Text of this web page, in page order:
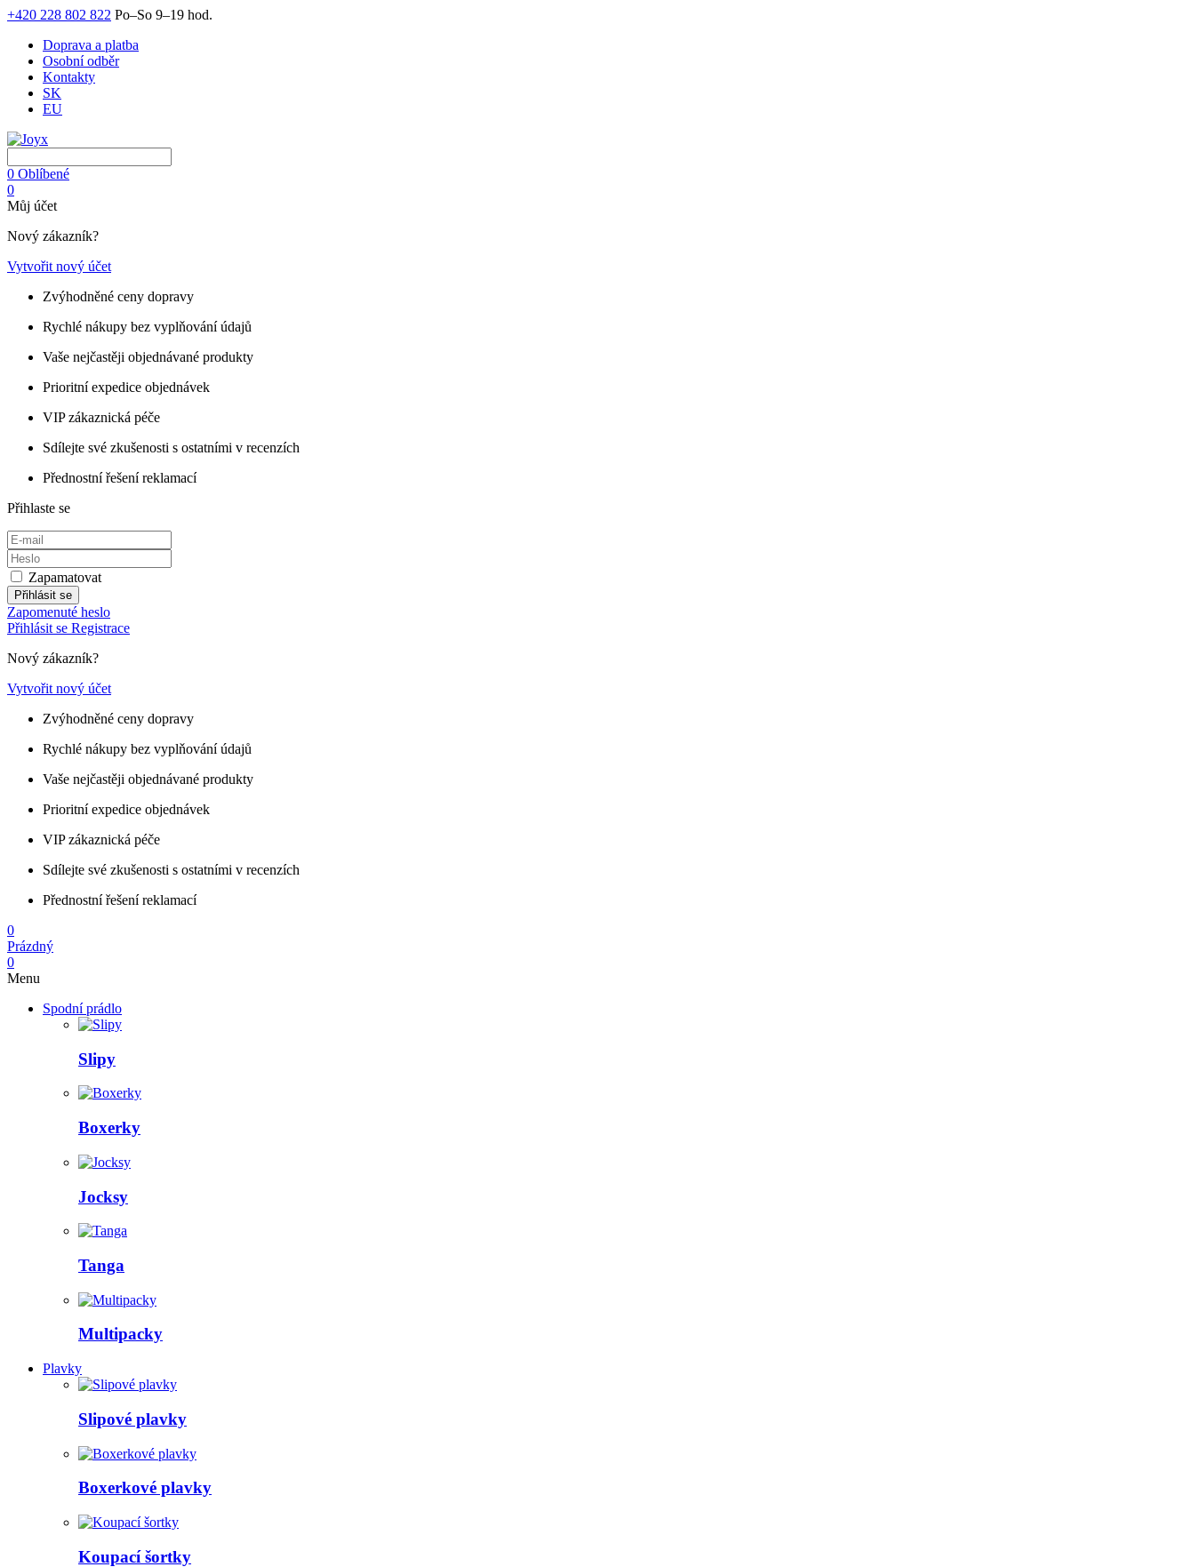
+420 228 802 822 Po–So 9–19 hod.
Doprava a platba
Osobní odběr
Kontakty
SK
EU
0 Oblíbené
0
Můj účet
Nový zákazník?
Vytvořit nový účet
Zvýhodněné ceny dopravy
Rychlé nákupy bez vyplňování údajů
Vaše nejčastěji objednávané produkty
Prioritní expedice objednávek
VIP zákaznická péče
Sdílejte své zkušenosti s ostatními v recenzích
Přednostní řešení reklamací
Přihlaste se
Zapamatovat
Přihlásit se
Zapomenuté heslo
Přihlásit se Registrace
Nový zákazník?
Vytvořit nový účet
Zvýhodněné ceny dopravy
Rychlé nákupy bez vyplňování údajů
Vaše nejčastěji objednávané produkty
Prioritní expedice objednávek
VIP zákaznická péče
Sdílejte své zkušenosti s ostatními v recenzích
Přednostní řešení reklamací
0
Prázdný
0
Menu
Spodní prádlo
Slipy
Boxerky
Jocksy
Tanga
Multipacky
Plavky
Slipové plavky
Boxerkové plavky
Koupací šortky